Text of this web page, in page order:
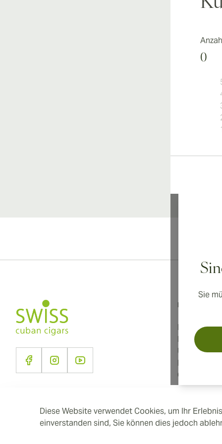
Diese Website verwendet Cookies, um Ihr
einverstanden sind, Sie können dies jedoch
0
Sie
Informationen
Über uns
Kontakt
Cookie-